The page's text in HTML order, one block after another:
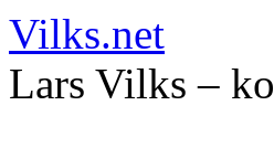
Vilks.net
Lars Vilks –